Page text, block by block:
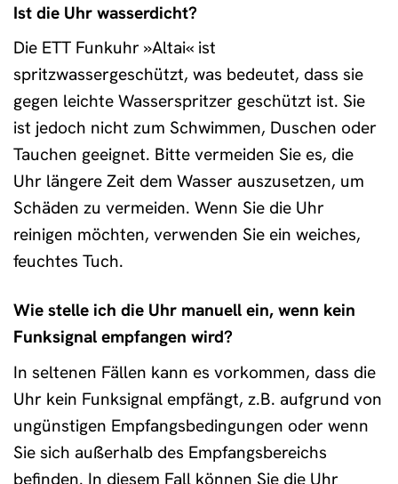
Ist die Uhr wasserdicht?
Die ETT Funkuhr »Altai« ist
spritzwassergeschützt, was bedeutet, dass sie
gegen leichte Wasserspritzer geschützt ist. Sie
ist jedoch nicht zum Schwimmen, Duschen oder
Tauchen geeignet. Bitte vermeiden Sie es, die
Uhr längere Zeit dem Wasser auszusetzen, um
Schäden zu vermeiden. Wenn Sie die Uhr
reinigen möchten, verwenden Sie ein weiches,
feuchtes Tuch.
Wie stelle ich die Uhr manuell ein, wenn kein
Funksignal empfangen wird?
In seltenen Fällen kann es vorkommen, dass die
Uhr kein Funksignal empfängt, z.B. aufgrund von
ungünstigen Empfangsbedingungen oder wenn
Sie sich außerhalb des Empfangsbereichs
befinden. In diesem Fall können Sie die Uhr